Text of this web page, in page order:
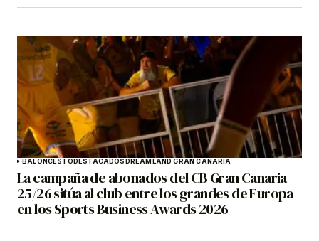
BALONCESTODESTACADOSDREAMLAND GRAN CANARIA
La campaña de abonados del CB Gran Canaria
25/26 sitúa al club entre los grandes de Europa
en los Sports Business Awards 2026